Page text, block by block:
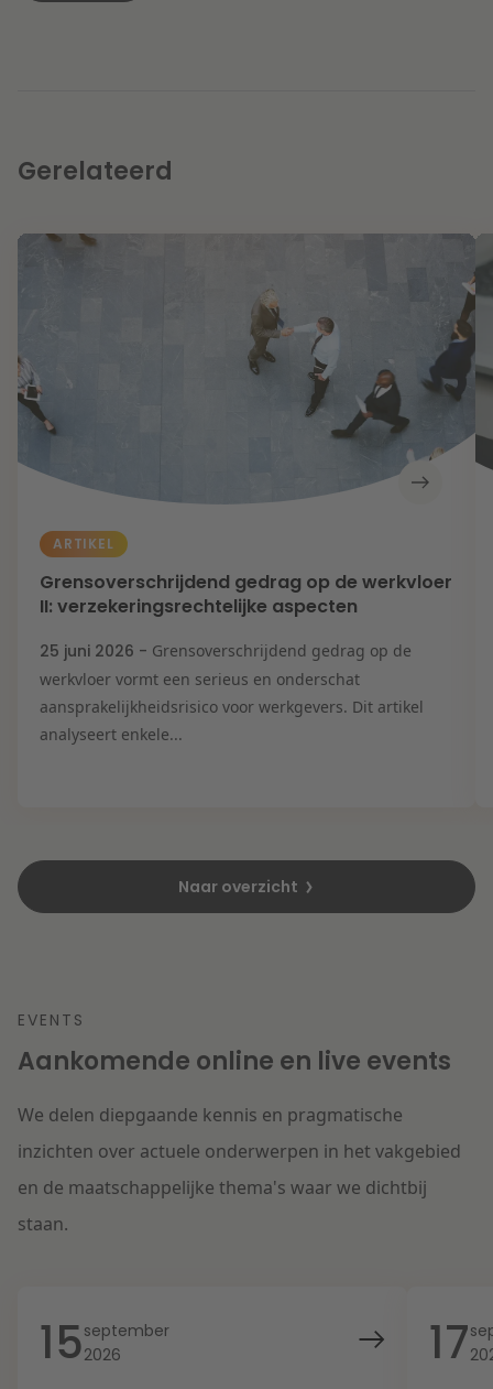
Gerelateerd
ARTIKEL
Grensoverschrijdend gedrag op de werkvloer
II: verzekeringsrechtelijke aspecten
25 juni 2026 - Grensoverschrijdend gedrag op de
werkvloer vormt een serieus en onderschat
aansprakelijkheidsrisico voor werkgevers. Dit artikel
analyseert enkele...
Naar overzicht
EVENTS
Aankomende online en live events
We delen diepgaande kennis en pragmatische
inzichten over actuele onderwerpen in het vakgebied
en de maatschappelijke thema's waar we dichtbij
staan.
15september
2026
17